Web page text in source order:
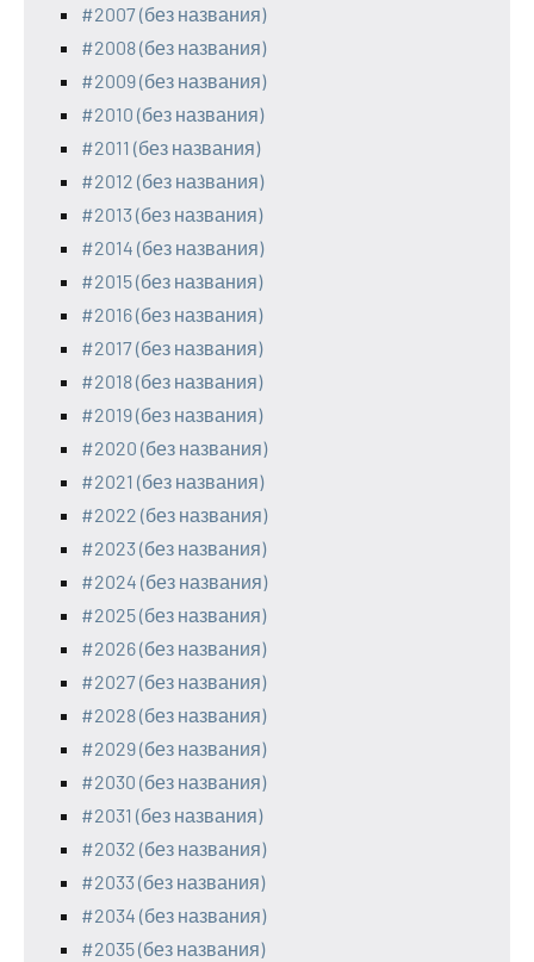
#2007 (без названия)
#2008 (без названия)
#2009 (без названия)
#2010 (без названия)
#2011 (без названия)
#2012 (без названия)
#2013 (без названия)
#2014 (без названия)
#2015 (без названия)
#2016 (без названия)
#2017 (без названия)
#2018 (без названия)
#2019 (без названия)
#2020 (без названия)
#2021 (без названия)
#2022 (без названия)
#2023 (без названия)
#2024 (без названия)
#2025 (без названия)
#2026 (без названия)
#2027 (без названия)
#2028 (без названия)
#2029 (без названия)
#2030 (без названия)
#2031 (без названия)
#2032 (без названия)
#2033 (без названия)
#2034 (без названия)
#2035 (без названия)